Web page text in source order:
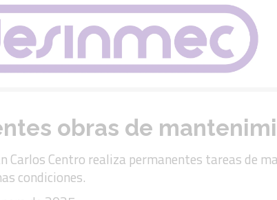
obras de
Carlos Centro realiza permanentes tareas de
condiciones.